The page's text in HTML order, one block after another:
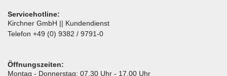
Servicehotline:
Kirchner GmbH || Kundendienst
Telefon +49 (0) 9382 / 9791-0
Öffnungszeiten:
Montag - Donnerstag: 07.30 Uhr - 17.00 Uhr